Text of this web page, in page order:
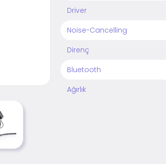
Driver
Noise-Cancelling
Direnç
Bluetooth
Ağırlık